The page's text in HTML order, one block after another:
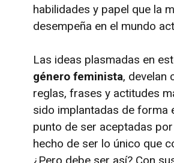
habilidades y papel que la
desempeña en el mundo
Las ideas plasmadas en
género feminista, develan
reglas, frases y actitudes
sido implantadas de forma
punto de ser aceptadas
hecho de ser lo único que